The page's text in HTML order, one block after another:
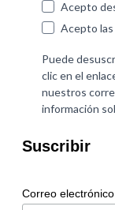
Suscribir
Correo electrónico